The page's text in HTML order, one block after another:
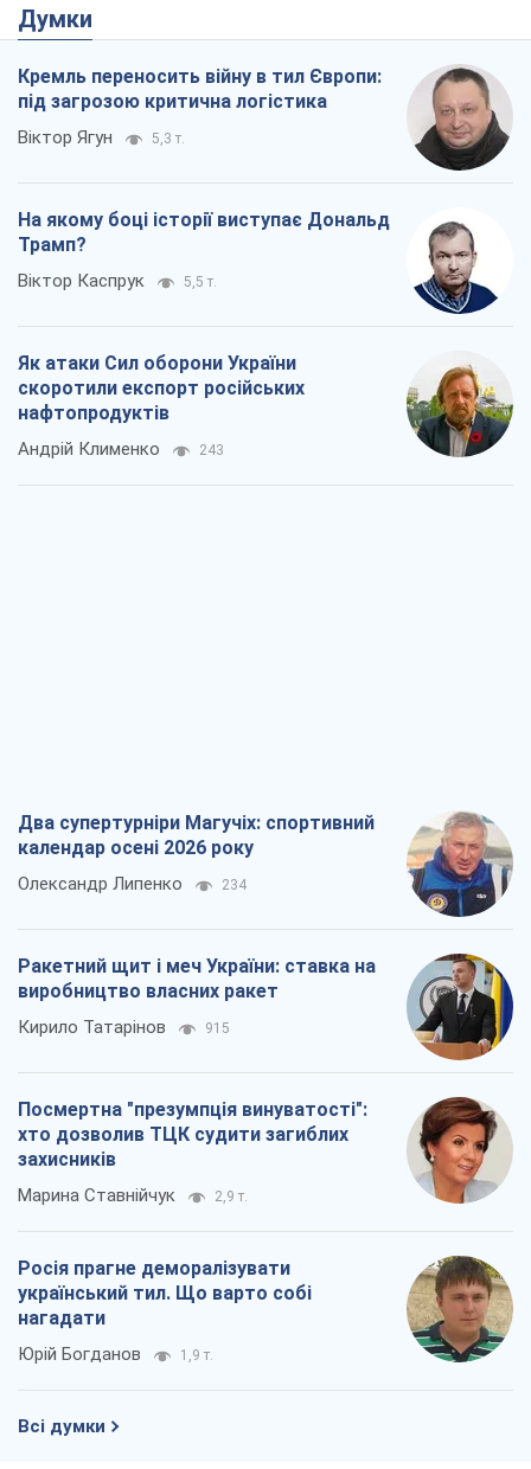
Думки
Кремль переносить війну в тил Європи:
під загрозою критична логістика
Віктор Ягун 5,3 т.
На якому боці історії виступає Дональд
Трамп?
Віктор Каспрук 5,5 т.
Як атаки Сил оборони України
скоротили експорт російських
нафтопродуктів
Андрій Клименко 243
Два супертурніри Магучіх: спортивний
календар осені 2026 року
Олександр Липенко 234
Ракетний щит і меч України: ставка на
виробництво власних ракет
Кирило Татарінов 915
Посмертна "презумпція винуватості":
хто дозволив ТЦК судити загиблих
захисників
Марина Ставнійчук 2,9 т.
Росія прагне деморалізувати
український тил. Що варто собі
нагадати
Юрій Богданов 1,9 т.
Всі думки